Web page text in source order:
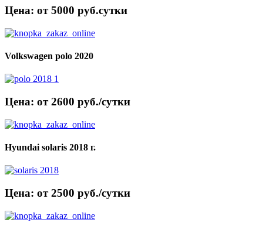
Цена: от 5000 руб.cутки
Volkswagen polo 2020
Цена: от 2600 руб./сутки
Hyundai solaris 2018 г.
Цена: от 2500 руб./сутки